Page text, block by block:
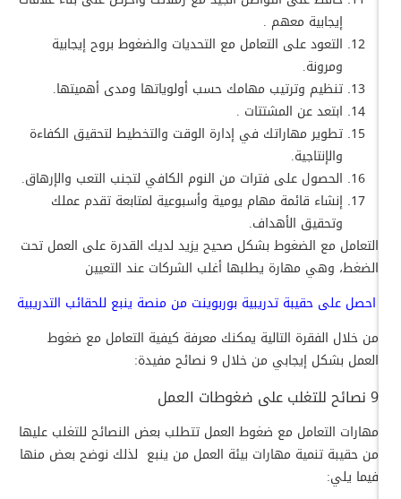
إيجابية معهم .
التعود على التعامل مع التحديات والضغوط بروح إيجابية
ومرونة.
تنظيم وترتيب مهامك حسب أولوياتها ومدى أهميتها.
ابتعد عن المشتتات .
تطوير مهاراتك في إدارة الوقت والتخطيط لتحقيق الكفاءة
والإنتاجية.
الحصول على فترات من النوم الكافي لتجنب التعب والإرهاق.
إنشاء قائمة مهام يومية وأسبوعية لمتابعة تقدم عملك
وتحقيق الأهداف.
التعامل مع الضغوط بشكل صحيح يزيد لديك القدرة على العمل تحت
الضغط، وهي مهارة يطلبها أغلب الشركات عند التعيين
احصل علىحقيبة تدريبية بوربوينتمن منصة ينبع للحقائب التدريبية
من خلال الفقرة التالية يمكنك معرفة كيفية التعامل مع ضغوط
العمل بشكل إيجابي من خلال 9 نصائح مفيدة:
مهارات التعامل مع ضغوط العمل تتطلب بعض النصائح للتغلب عليها
من حقيبة تنمية مهارات بيئة العمل من ينبع لذلك نوضح بعض منها
فيما يلي: